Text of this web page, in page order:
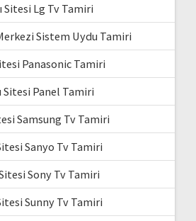
Sitesi Lg Tv Tamiri
Sistem Uydu Tamiri
Panasonic Tamiri
Sitesi Panel Tamiri
Samsung Tv Tamiri
Sanyo Tv Tamiri
Sony Tv Tamiri
Sunny Tv Tamiri